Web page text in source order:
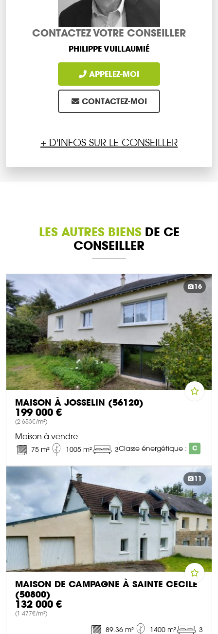
CONTACTEZ VOTRE CONSEILLER
PHILIPPE VUILLAUMIÉ
APPELEZ-MOI
CONTACTEZ-MOI
+ D'INFOS SUR LE CONSEILLER
LES AUTRES BIENSDE CE
CONSEILLER
16
MAISON À JOSSELIN (56120)
199 000 €
(2 653€/m²)
Maison à vendre
75 m² 1005 m² 3Classe énergétique : C
DÉCOUVRIR CE BIEN
11
MAISON DE CAMPAGNE À SAINTE CECILE
(50800)
132 000 €
(1 477€/m²)
89.36 m² 1400 m²
3